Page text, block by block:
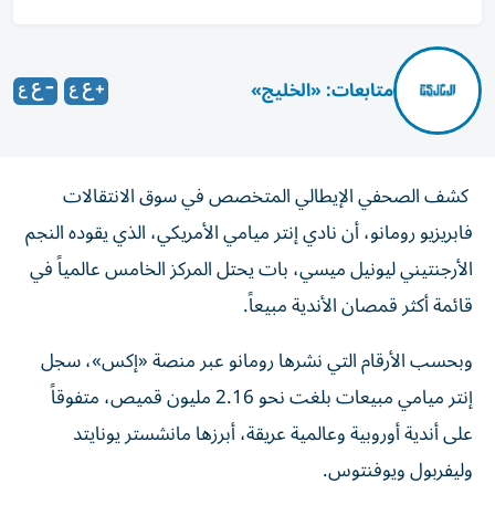
متابعات: «الخليج»
كشف الصحفي الإيطالي المتخصص في سوق الانتقالات
فابريزيو رومانو، أن نادي إنتر ميامي الأمريكي، الذي يقوده النجم
الأرجنتيني ليونيل ميسي، بات يحتل المركز الخامس عالمياً في
قائمة أكثر قمصان الأندية مبيعاً.
وبحسب الأرقام التي نشرها رومانو عبر منصة «إكس»، سجل
إنتر ميامي مبيعات بلغت نحو 2.16 مليون قميص، متفوقاً
على أندية أوروبية وعالمية عريقة، أبرزها مانشستر يونايتد
وليفربول ويوفنتوس.